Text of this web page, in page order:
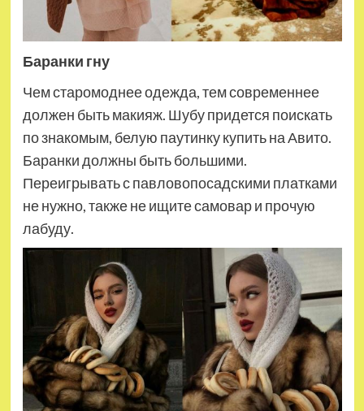
Баранки гну
Чем старомоднее одежда, тем современнее
должен быть макияж. Шубу придется поискать
по знакомым, белую паутинку купить на Авито.
Баранки должны быть большими.
Переигрывать с павловопосадскими платками
не нужно, также не ищите самовар и прочую
лабуду.